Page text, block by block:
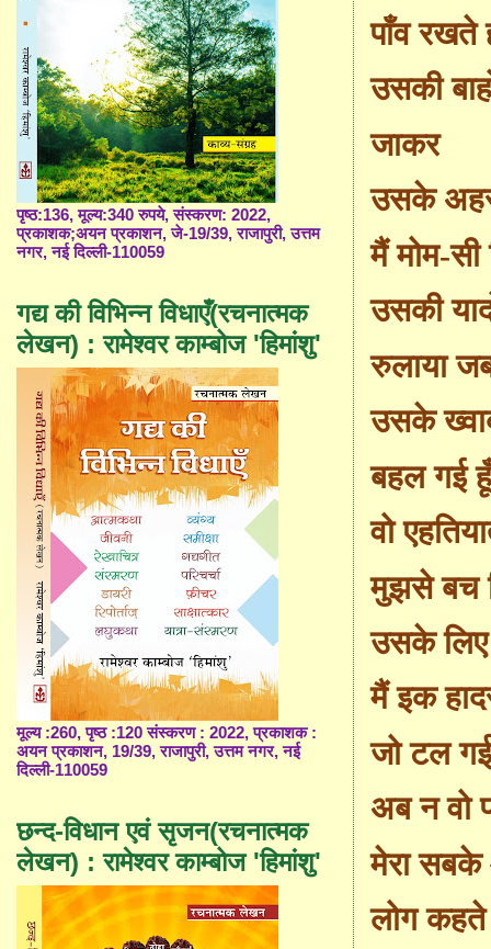
पाँव रखते
उसकी
जाकर
उसके
मैं मोम-
उसकी
रुलाया
उसके
बहल गई
वो
मुझसे बच
उसके लिए
मैं इक
जो टल
अब न वो
मेरा सबके
लोग
पृष्ठ:136, मूल्य:340 रुपये, संस्करण: 2022,
प्रकाशक;अयन प्रकाशन, जे-19/39, राजापुरी, उत्तम
नगर, नई दिल्ली-110059
गद्य की विभिन्न विधाएँ(रचनात्मक
लेखन) : रामेश्वर काम्बोज 'हिमांशु'
मूल्य :260, पृष्ठ :120 संस्करण : 2022, प्रकाशक :
अयन प्रकाशन, 19/39, राजापुरी, उत्तम नगर, नई
दिल्ली-110059
छन्द-विधान एवं सृजन(रचनात्मक
लेखन) : रामेश्वर काम्बोज 'हिमांशु'